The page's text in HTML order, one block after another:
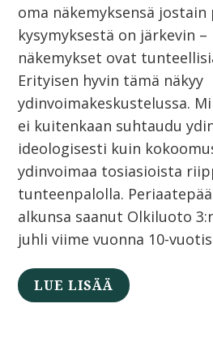
oma näkemyksensä
kysymyksestä on järkevin
näkemykset ovat
Erityisen hyvin tämä näkyy
ydinvoimakeskustelussa.
ei kuitenkaan suhtaudu
ideologisesti kuin
ydinvoimaa tosiasioista
tunteenpalolla.
alkunsa saanut Olkiluoto
juhli viime vuonna 10-
LUE LISÄÄ